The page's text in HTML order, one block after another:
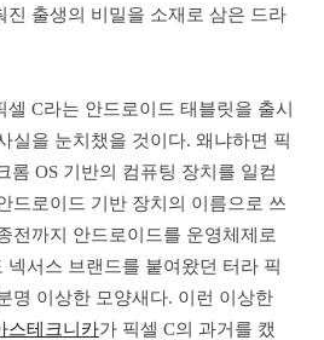
진 출생의 비밀을 소재로 삼은 드라
C라는 안드로이드 태블릿을 출시
실을 눈치챘을 것이다. 왜냐하면 픽
롬 OS 기반의 컴퓨팅 장치를 일컫
드로이드 기반 장치의 이름으로 쓰
전까지 안드로이드를 운영체제로
넥서스 브랜드를 붙여왔던 터라 픽
명 이상한 모양새다. 이런 이상한
스테크니카가 픽셀 C의 과거를 캤